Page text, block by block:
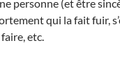
personne (et être
qui la fait fuir,
etc.